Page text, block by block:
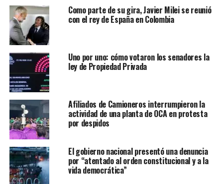
Como parte de su gira, Javier Milei se reunió
con el rey de España en Colombia
Uno por uno: cómo votaron los senadores la
ley de Propiedad Privada
Afiliados de Camioneros interrumpieron la
actividad de una planta de OCA en protesta
por despidos
El gobierno nacional presentó una denuncia
por “atentado al orden constitucional y a la
vida democrática”